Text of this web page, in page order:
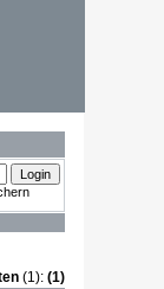
(1):(1)